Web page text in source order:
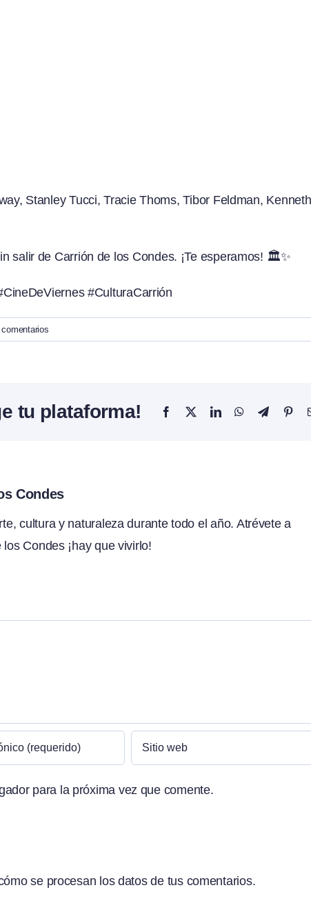
Stanley Tucci, Tracie Thoms, Tibor Feldman, Kenneth
salir de Carrión de los Condes. ¡Te esperamos! 🏛️✨
#CulturaCarrión
tu plataforma! Facebook
X LinkedInWhatsApp
Telegram
Condes
cultura y naturaleza durante todo el año. Atrévete a
Condes ¡hay que vivirlo!
para la próxima vez que comente.
se procesan los datos de tus comentarios.